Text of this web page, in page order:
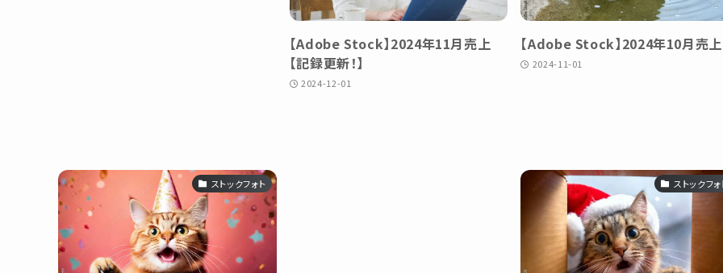
【Adobe Stock】2024年11月売上
【記録更新！】
2024-12-01
【Adobe Stock】2024年10月売上
2024-11-01
ストックフォト ストックフォ